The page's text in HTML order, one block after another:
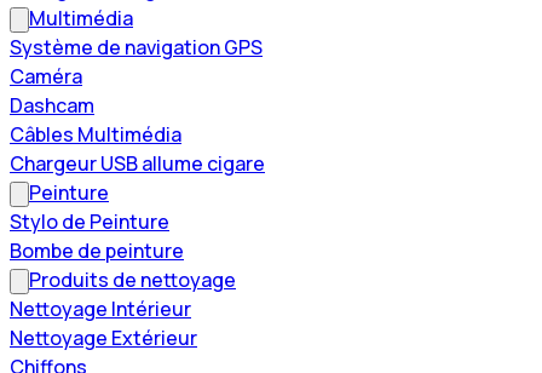
Multimédia
Système de navigation GPS
Caméra
Dashcam
Câbles Multimédia
Chargeur USB allume cigare
Peinture
Stylo de Peinture
Bombe de peinture
Produits de nettoyage
Nettoyage Intérieur
Nettoyage Extérieur
Chiffons